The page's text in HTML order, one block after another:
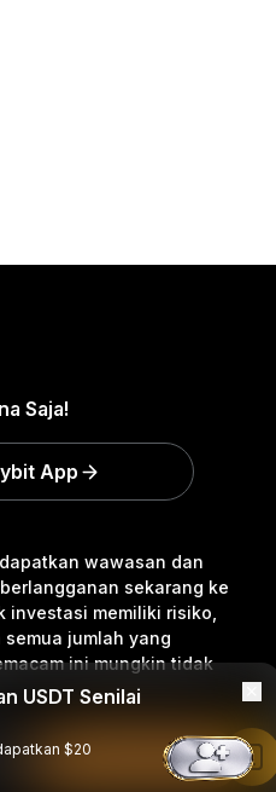
wawasan dan
sekarang ke
investasi memiliki risiko,
jumlah yang
ini mungkin tidak
Berlangganan
Saja!
App
USDT Senilai
$20
Baca di Aplikasi Bybit